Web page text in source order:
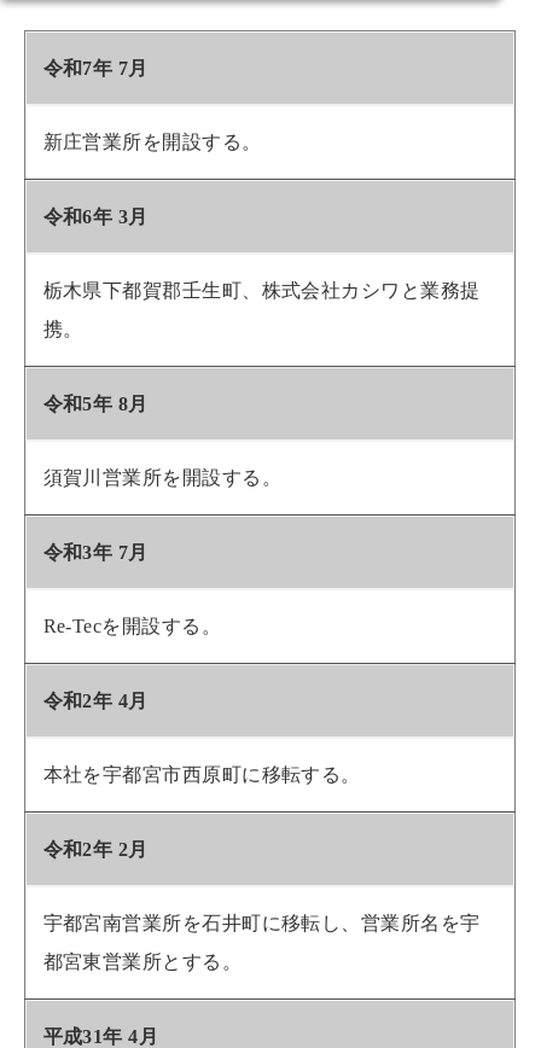
令和7年 7月
新庄営業所を開設する。
令和6年 3月
栃木県下都賀郡壬生町、株式会社カシワと業務提
携。
令和5年 8月
須賀川営業所を開設する。
令和3年 7月
Re-Tecを開設する。
令和2年 4月
本社を宇都宮市西原町に移転する。
令和2年 2月
宇都宮南営業所を石井町に移転し、営業所名を宇
都宮東営業所とする。
平成31年 4月